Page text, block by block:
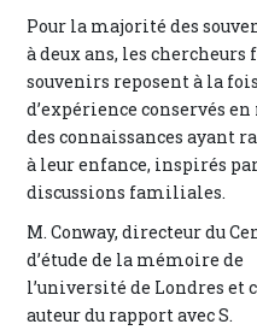
Pour la majorité des
à deux ans, les chercheurs
souvenirs reposent à la
d’expérience conservés
des connaissances ayant
à leur enfance, inspirés
discussions familiales.
M. Conway, directeur du
d’étude de la mémoire de
l’université de Londres et
auteur du rapport avec S.